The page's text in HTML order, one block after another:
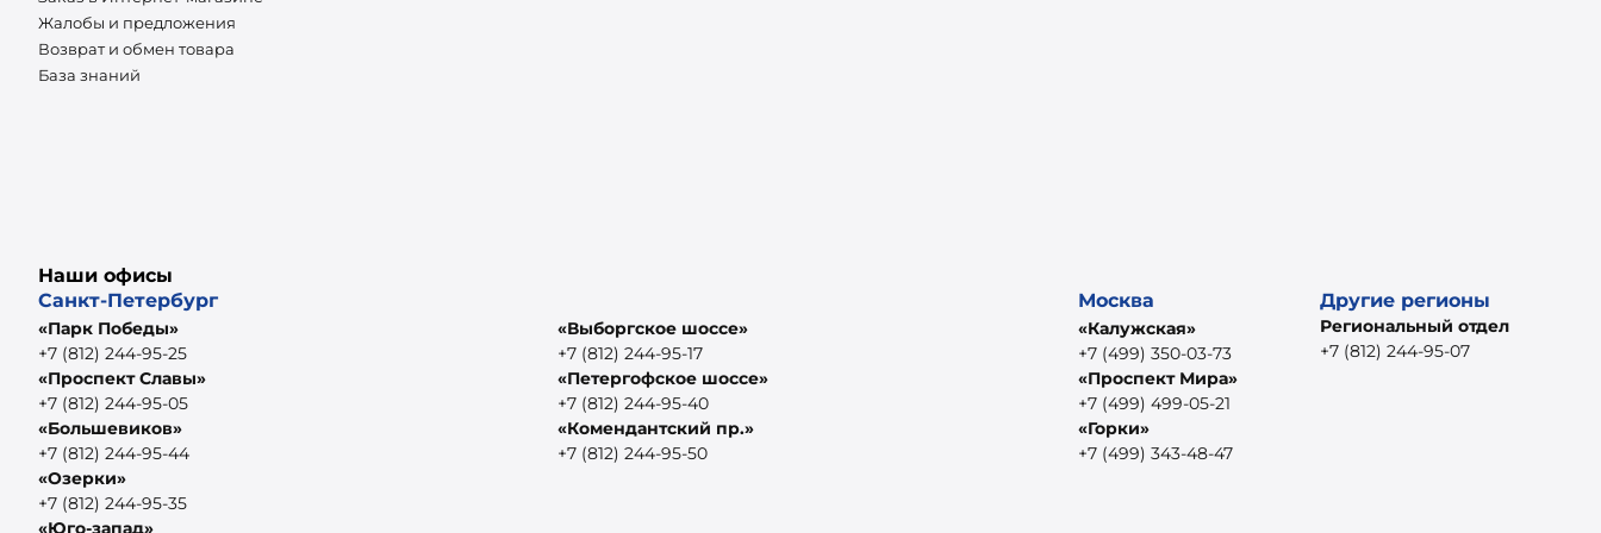
Жалобы и предложения
Возврат и обмен товара
База знаний
Наши офисы
Санкт-Петербург
«Парк Победы»
+7 (812) 244-95-25
«Проспект Славы»
+7 (812) 244-95-05
«Большевиков»
+7 (812) 244-95-44
«Озерки»
+7 (812) 244-95-35
«Юго-запад»
«Выборгское шоссе»
+7 (812) 244-95-17
«Петергофское шоссе»
+7 (812) 244-95-40
«Комендантский пр.»
+7 (812) 244-95-50
Москва
«Калужская»
+7 (499) 350-03-73
«Проспект Мира»
+7 (499) 499-05-21
«Горки»
+7 (499) 343-48-47
Другие регионы
Региональный отдел
+7 (812) 244-95-07